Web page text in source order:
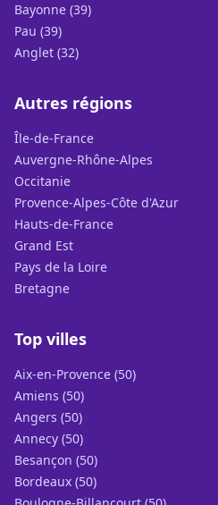
Bayonne (39)
Pau (39)
Anglet (32)
Autres régions
Île-de-France
Auvergne-Rhône-Alpes
Occitanie
Provence-Alpes-Côte d'Azur
Hauts-de-France
Grand Est
Pays de la Loire
Bretagne
Top villes
Aix-en-Provence (50)
Amiens (50)
Angers (50)
Annecy (50)
Besançon (50)
Bordeaux (50)